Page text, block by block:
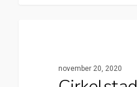
november 20, 2020